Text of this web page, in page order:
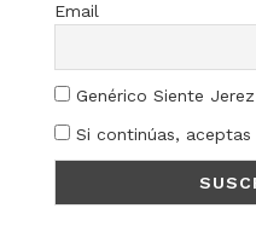
Email
Genérico Siente Jerez
Si continúas,